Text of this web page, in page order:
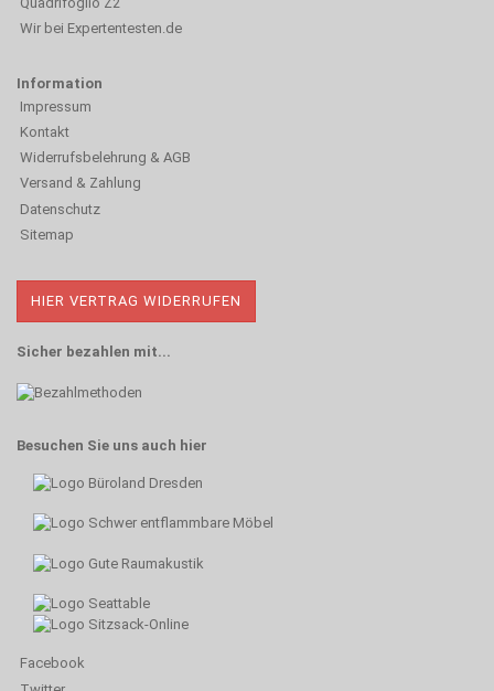
Wir bei Expertentesten.de
Information
Impressum
Kontakt
Widerrufsbelehrung & AGB
Versand & Zahlung
Datenschutz
Sitemap
HIER VERTRAG WIDERRUFEN
Sicher bezahlen mit...
Besuchen Sie uns auch hier
Facebook